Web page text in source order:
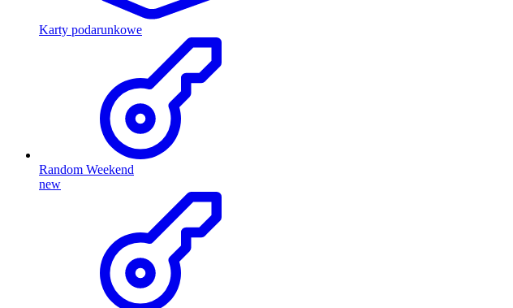
Karty podarunkowe
Random Weekend
new